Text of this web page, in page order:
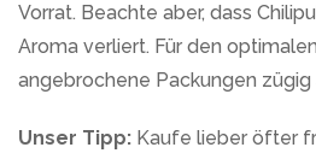
Vorrat. Beachte aber, dass
Aroma verliert. Für den
angebrochene Packungen zügig
Unser Tipp: Kaufe lieber öfter